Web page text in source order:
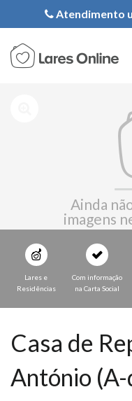
Atendimento
Ainda
imagens
Lares e
Residências
Com informação
na Carta Social
Casa de
António